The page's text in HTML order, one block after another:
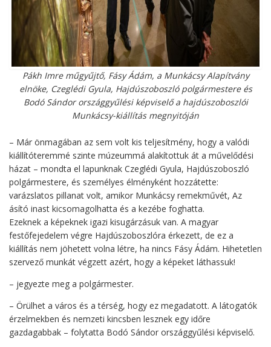
Pákh Imre műgyűjtő, Fásy Ádám, a Munkácsy Alapítvány
elnöke, Czeglédi Gyula, Hajdúszoboszló polgármestere és
Bodó Sándor országgyűlési képviselő a hajdúszoboszlói
Munkácsy-kiállítás megnyitóján
– Már önmagában az sem volt kis teljesítmény, hogy a valódi
kiállítóteremmé szinte múzeummá alakítottuk át a művelődési
házat – mondta el lapunknak Czeglédi Gyula, Hajdúszoboszló
polgármestere, és személyes élményként hozzátette:
varázslatos pillanat volt, amikor Munkácsy remekművét, Az
ásító inast kicsomagolhatta és a kezébe foghatta.
Ezeknek a képeknek igazi kisugárzásuk van. A magyar
festőfejedelem végre Hajdúszoboszlóra érkezett, de ez a
kiállítás nem jöhetett volna létre, ha nincs Fásy Ádám. Hihetetlen
szervező munkát végzett azért, hogy a képeket láthassuk!
– jegyezte meg a polgármester.
– Örülhet a város és a térség, hogy ez megadatott. A látogatók
érzelmekben és nemzeti kincsben lesznek egy időre
gazdagabbak – folytatta Bodó Sándor országgyűlési képviselő.